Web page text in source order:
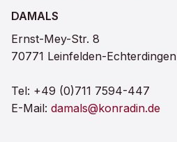
DAMALS
Ernst-Mey-Str. 8
70771 Leinfelden-Echterdingen
Tel: +49 (0)711 7594-447
E-Mail: damals@konradin.de